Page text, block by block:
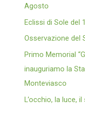
Agosto
Eclissi di Sole del
Osservazione del
Primo Memorial
inauguriamo la
Monteviasco
L’occhio, la luce, il